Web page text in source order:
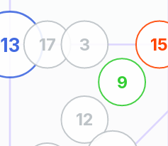
13
12
9
15
17 3